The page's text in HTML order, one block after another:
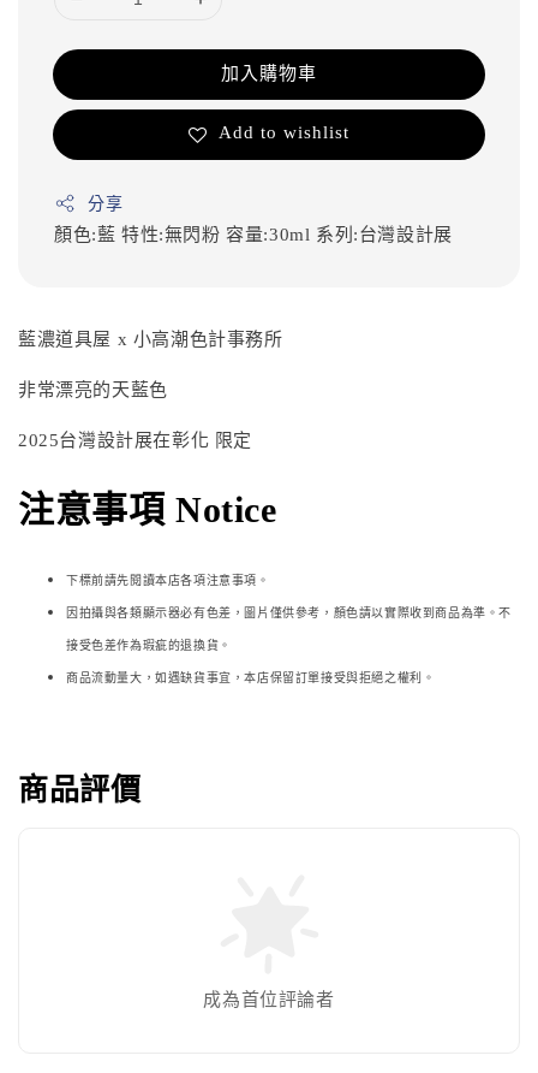
加入購物車
Add to wishlist
分享
顏色:藍 特性:無閃粉 容量:30ml 系列:台灣設計展
藍濃道具屋 x 小高潮色計事務所
非常漂亮的天藍色
2025台灣設計展在彰化 限定
注意事項 Notice
下標前請先閱讀本店各項注意事項。
因拍攝與各類顯示器必有色差，圖片僅供參考，顏色請以實際收到商品為準。不
接受色差作為瑕疵的退換貨。
商品流動量大，如遇缺貨事宜，本店保留訂單接受與拒絕之權利。
商品評價
成為首位評論者